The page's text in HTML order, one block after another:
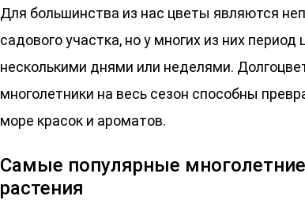
Для большинства из нас цветы являются
садового участка, но у многих из них период
несколькими днями или неделями.
многолетники на весь сезон способны
море красок и ароматов.
Самые популярные
растения